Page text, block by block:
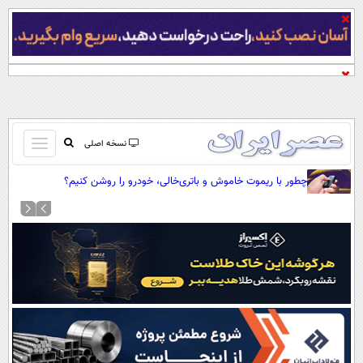
نسخه اصلی
باز
و
کردن
صفحه اول
آرشیو
نظرسنجی
آب و هوا
اوقات شرعی
سواد زندگی
چطور با ریموت خاموش و باتری‌خالی، خودرو را روشن کنیم؟